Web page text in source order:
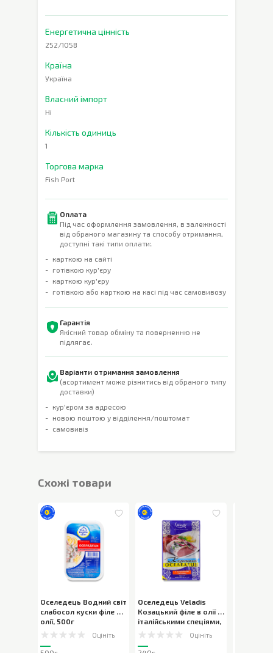
Енергетична цінність
252/1058
Країна
Україна
Власний імпорт
Ні
Кількість одиниць
1
Торгова марка
Fish Port
Оплата
Під час оформлення замовлення, в залежності
від обраного магазину та способу отримання,
доступні такі типи оплати:
карткою на сайті
готівкою кур'єру
карткою кур'єру
готівкою або карткою на касі під час самовивозу
Гарантія
Якісний товар обміну та поверненню не
підлягає.
Варіанти отримання замовлення
(асортимент може різнитись від обраного типу
доставки)
кур'єром за адресою
новою поштою у відділення/поштомат
самовивіз
Cхожі товари
Оселедець Водний світ
слабосол куски філе в
олії, 500г
Оцініть
Оселедець Veladis
Козацький філе в олії з
італійськими спеціями,
240г
Оцініть